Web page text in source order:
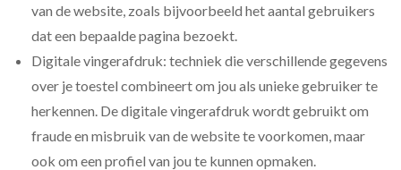
van de website, zoals bijvoorbeeld het aantal gebruikers
dat een bepaalde pagina bezoekt.
Digitale vingerafdruk: techniek die verschillende gegevens
over je toestel combineert om jou als unieke gebruiker te
herkennen. De digitale vingerafdruk wordt gebruikt om
fraude en misbruik van de website te voorkomen, maar
ook om een profiel van jou te kunnen opmaken.